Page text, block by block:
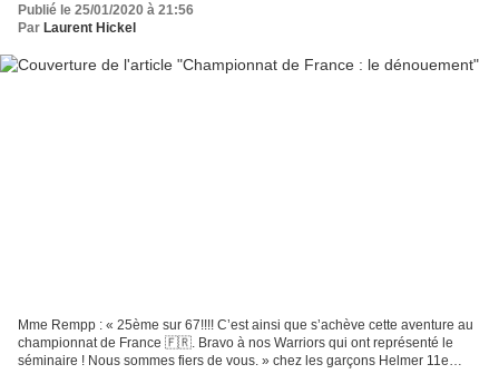
Publié le 25/01/2020 à 21:56
Par Laurent Hickel
Mme Rempp : « 25ème sur 67!!!! C’est ainsi que s’achève cette aventure au
championnat de France 🇫🇷. Bravo à nos Warriors qui ont représenté le
séminaire ! Nous sommes fiers de vous. » chez les garçons Helmer 11e